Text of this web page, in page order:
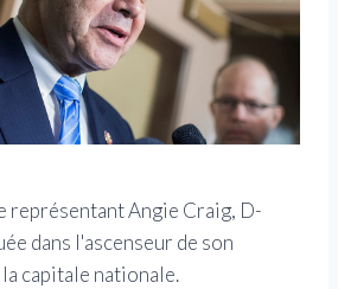
représentant Angie Craig, D-
dans l'ascenseur de son
capitale nationale.